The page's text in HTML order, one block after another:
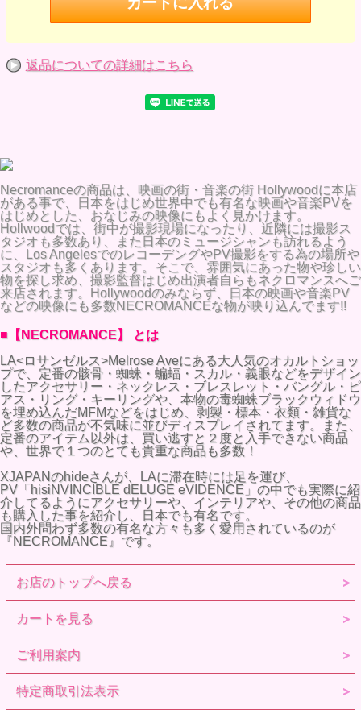
返品についての詳細はこちら
Necromanceの商品は、映画の街・音楽の街 Hollywoodに本店
がある事で、日本をはじめ世界中でも有名な映画や音楽PVを
はじめとした、おなじみの映像にもよく見かけます。
Hollwoodでは、街中が撮影現場になったり、近隣には撮影ス
タジオも多数あり、また日本のミュージシャンも訪れるよう
に、Los AngelesでのレコーデングやPV撮影をする為の場所や
スタジオも多くあります。そこで、雰囲気にあった物や珍しい
物を探し求め、撮影監督はじめ出演者自らもネクロマンスへご
来店されます。Hollywoodのみならず、日本の映画や音楽PV
などの映像にも多数NECROMANCEな物が映り込んでます!!
■【NECROMANCE】 とは
LA<ロサンゼルス>Melrose Aveにある大人気のオカルトショッ
プで、定番の骸骨・蜘蛛・蝙蝠・スカル・義眼などをデザイン
したアクセサリー・ネックレス・ブレスレット・バングル・ピ
アス・リング・キーリングや、本物の毒蜘蛛ブラックウィドウ
を埋め込んだMFMなどをはじめ、剥製・標本・衣類・雑貨な
ど多数の商品が不気味に並びディスプレイされてます。また、
定番のアイテム以外は、買い逃すと２度と入手できない商品
や、世界で１つのとても貴重な商品も多数！
XJAPANのhideさんが、LAに滞在時には足を運び、
PV「hisiNVINCIBLE dELUGE eVIDENCE」の中でも実際に紹
介してるようにアクセサリーや、インテリアや、その他の商品
も購入した事を紹介し、日本でも有名です。
国内外問わず多数の有名な方々も多く愛用されているのが
『NECROMANCE』です。
お店のトップへ戻る
カートを見る
ご利用案内
特定商取引法表示